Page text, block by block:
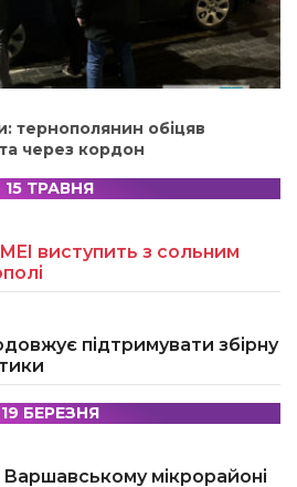
тернополянин обіцяв
через кордон
15 ТРАВНЯ
виступить з сольним
підтримувати збірну
19 БЕРЕЗНЯ
мікрорайоні